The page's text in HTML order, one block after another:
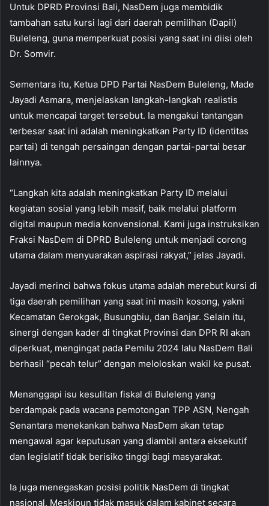
Untuk DPRD Provinsi Bali, NasDem juga membidik
tambahan satu kursi lagi dari daerah pemilihan (Dapil)
Buleleng, guna memperkuat posisi yang saat ini diisi oleh
Dr. Somvir.
Sementara itu, Ketua DPD Partai NasDem Buleleng, Made
Jayadi Asmara, menjelaskan langkah-langkah realistis
untuk mencapai target tersebut. Ia mengakui tantangan
terbesar saat ini adalah meningkatkan Party ID (identitas
partai) di tengah persaingan dengan partai-partai besar
lainnya.
“Langkah kita adalah meningkatkan Party ID melalui
kegiatan sosial yang lebih masif, baik melalui platform
digital maupun media konvensional. Kami juga instruksikan
Fraksi NasDem di DPRD Buleleng untuk menjadi corong
utama dalam menyuarakan aspirasi rakyat,” jelas Jayadi.
Jayadi merinci bahwa fokus utama adalah merebut kursi di
tiga daerah pemilihan yang saat ini masih kosong, yakni
Kecamatan Gerokgak, Busungbiu, dan Banjar. Selain itu,
sinergi dengan kader di tingkat Provinsi dan DPR RI akan
diperkuat, mengingat pada Pemilu 2024 lalu NasDem Bali
berhasil “pecah telur” dengan meloloskan wakil ke pusat.
Menanggapi isu kesulitan fiskal di Buleleng yang
berdampak pada wacana pemotongan TPP ASN, Nengah
Senantara menekankan bahwa NasDem akan tetap
mengawal agar keputusan yang diambil antara eksekutif
dan legislatif tidak berisiko tinggi bagi masyarakat.
Ia juga menegaskan posisi politik NasDem di tingkat
nasional. Meskipun tidak masuk dalam kabinet secara